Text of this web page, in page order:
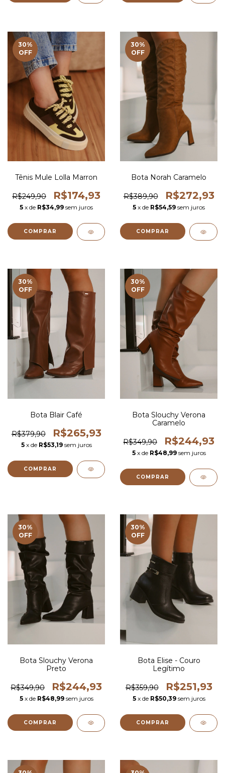
30%
OFF
Tênis Mule Lolla Marron
R$249,90 R$174,93
5 x de R$34,99 sem juros
COMPRAR
30%
OFF
Bota Norah Caramelo
R$389,90 R$272,93
5 x de R$54,59 sem juros
COMPRAR
30%
OFF
Bota Blair Café
R$379,90 R$265,93
5 x de R$53,19 sem juros
COMPRAR
30%
OFF
Bota Slouchy Verona
Caramelo
R$349,90 R$244,93
5 x de R$48,99 sem juros
COMPRAR
30%
OFF
Bota Slouchy Verona
Preto
R$349,90 R$244,93
5 x de R$48,99 sem juros
COMPRAR
30%
OFF
Bota Elise - Couro
Legítimo
R$359,90 R$251,93
5 x de R$50,39 sem juros
COMPRAR